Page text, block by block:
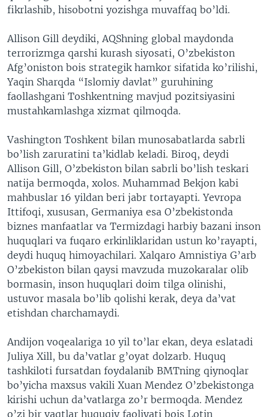
fikrlashib, hisobotni yozishga muvaffaq bo’ldi.
Allison Gill deydiki, AQShning global maydonda
terrorizmga qarshi kurash siyosati, O’zbekiston
Afg’oniston bois strategik hamkor sifatida ko’rilishi,
Yaqin Sharqda “Islomiy davlat” guruhining
faollashgani Toshkentning mavjud pozitsiyasini
mustahkamlashga xizmat qilmoqda.
Vashington Toshkent bilan munosabatlarda sabrli
bo’lish zaruratini ta’kidlab keladi. Biroq, deydi
Allison Gill, O’zbekiston bilan sabrli bo’lish teskari
natija bermoqda, xolos. Muhammad Bekjon kabi
mahbuslar 16 yildan beri jabr tortayapti. Yevropa
Ittifoqi, xususan, Germaniya esa O’zbekistonda
biznes manfaatlar va Termizdagi harbiy bazani inson
huquqlari va fuqaro erkinliklaridan ustun ko’rayapti,
deydi huquq himoyachilari. Xalqaro Amnistiya G’arb
O’zbekiston bilan qaysi mavzuda muzokaralar olib
bormasin, inson huquqlari doim tilga olinishi,
ustuvor masala bo’lib qolishi kerak, deya da’vat
etishdan charchamaydi.
Andijon voqealariga 10 yil to’lar ekan, deya eslatadi
Juliya Xill, bu da’vatlar g’oyat dolzarb. Huquq
tashkiloti fursatdan foydalanib BMTning qiynoqlar
bo’yicha maxsus vakili Xuan Mendez O’zbekistonga
kirishi uchun da’vatlarga zo’r bermoqda. Mendez
o’zi bir vaqtlar huquqiy faoliyati bois Lotin